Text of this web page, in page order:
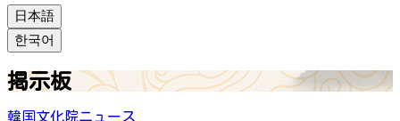
日本語
한국어
掲示板
韓国文化院ニュース